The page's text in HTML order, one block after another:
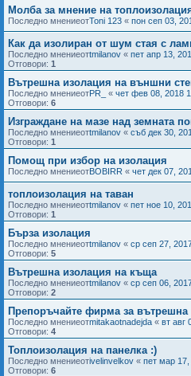
Молба за мнение на
Последно мнениеотToni 123 « пон сеп 03,
Как да изолиран от шум стая с
Последно мнениеотtmilanov « пет апр 13,
Отговори: 1
Вътрешна изолация на външни
Последно мнениеотPR_ « чет фев 08, 2018
Отговори: 6
Изграждане на мазе над земната
Последно мнениеотtmilanov « съб дек 30,
Отговори: 1
Помощ при избор на изолация
Последно мнениеотBOBIRR « чет дек 07,
топлоизолация на таван
Последно мнениеотtmilanov « пет ное 10,
Отговори: 1
Бърза изолация
Последно мнениеотtmilanov « ср сеп 27,
Отговори: 5
Вътрешна изолация на къща
Последно мнениеотtmilanov « ср сеп 06,
Отговори: 2
Препоръчайте фирма за вътрешна
Последно мнениеотmitakaotnadejda « вт авг
Отговори: 4
Топлоизолация на панелка :)
Последно мнениеотivelinvelkov « пет мар 17,
Отговори: 6